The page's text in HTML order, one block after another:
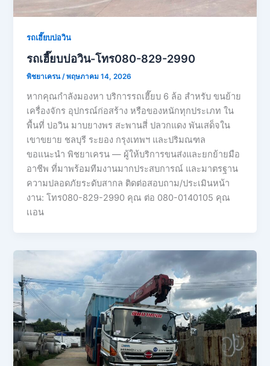
รถเฮี๊ยบบ่อวิน
รถเฮี๊ยบบ่อวิน-โทร080-829-2990
พิชยาเครน/พฤษภาคม 14, 2026
หากคุณกำลังมองหา บริการรถเฮี๊ยบ 6 ล้อ สำหรับ ขนย้าย
เครื่องจักร อุปกรณ์ก่อสร้าง หรือของหนักทุกประเภท ใน
พื้นที่ บ่อวิน มาบยางพร สะพานสี่ ปลวกแดง พันเสด็จใน
เขาขยาย ชลบุรี ระยอง กรุงเทพฯ และปริมณฑล
ขอแนะนำ พิชยาเครน — ผู้ให้บริการขนส่งและยกย้ายมือ
อาชีพ ที่มาพร้อมทีมงานมากประสบการณ์ และมาตรฐาน
ความปลอดภัยระดับสากล ติดต่อสอบถาม/ประเมินหน้า
งาน: โทร080-829-2990 คุณ ต่อ 080-0140105 คุณ
เเอน